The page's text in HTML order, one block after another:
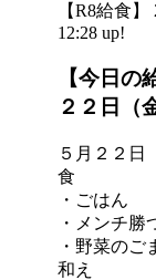
【R8給食】
12:28 up!
【今日の
２２日（
５月２２日
食
・ごはん
・メンチ勝
・野菜のご
和え